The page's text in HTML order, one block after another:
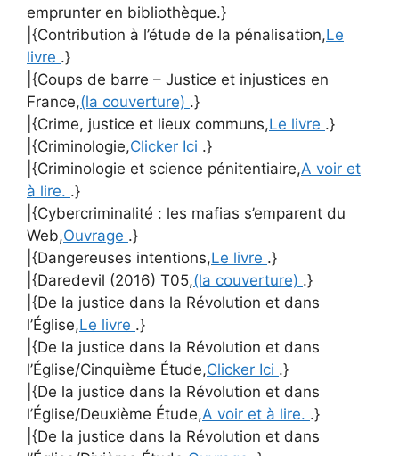
emprunter en bibliothèque.}
|{Contribution à l’étude de la pénalisation,Le
livre .}
|{Coups de barre – Justice et injustices en
France,(la couverture) .}
|{Crime, justice et lieux communs,Le livre .}
|{Criminologie,Clicker Ici .}
|{Criminologie et science pénitentiaire,A voir et
à lire. .}
|{Cybercriminalité : les mafias s’emparent du
Web,Ouvrage .}
|{Dangereuses intentions,Le livre .}
|{Daredevil (2016) T05,(la couverture) .}
|{De la justice dans la Révolution et dans
l’Église,Le livre .}
|{De la justice dans la Révolution et dans
l’Église/Cinquième Étude,Clicker Ici .}
|{De la justice dans la Révolution et dans
l’Église/Deuxième Étude,A voir et à lire. .}
|{De la justice dans la Révolution et dans